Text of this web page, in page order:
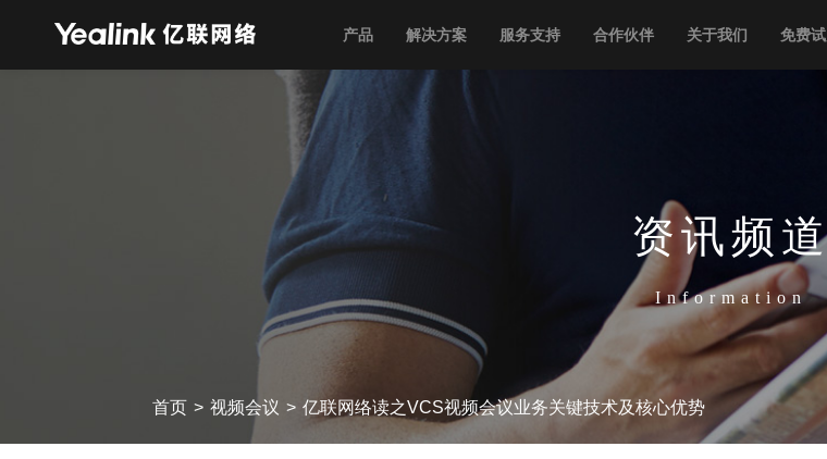
产品 解决方案 服务支持 合作伙伴 关于我们 免费
资讯频
Information
首页 > 视频会议 > 亿联网络读之VCS视频会议业务关键技术及核心优势